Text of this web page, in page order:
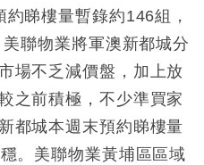
睇樓量暫錄約146組，
聯物業將軍澳新都城分
場不乏減價盤，加上放
之前積極，不少準買家
都城本週末預約睇樓量
。美聯物業黃埔區區域